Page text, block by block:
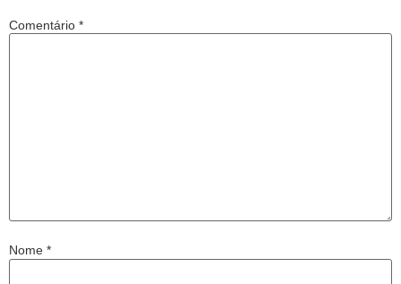
Comentário *
Nome *